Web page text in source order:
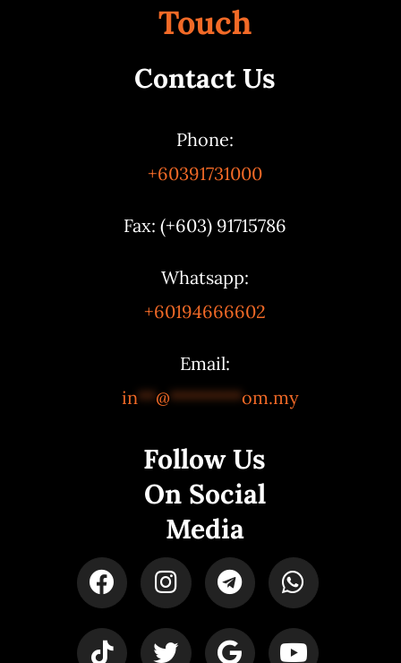
Touch
Contact Us
Phone:
+60391731000
Fax: (+603) 91715786
Whatsapp:
+60194666602
Email:
in**@********om.my
Follow Us
On Social
Media